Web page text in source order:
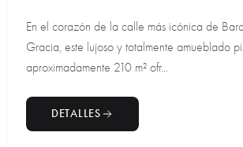
En el corazón de la calle más icónica de
Gracia, este lujoso y totalmente amueblado
aproximadamente 210 m² ofr...
DETALLES